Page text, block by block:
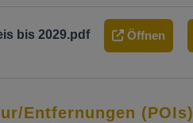
bis 2029.pdf Öffnen
Entfernungen (POIs)